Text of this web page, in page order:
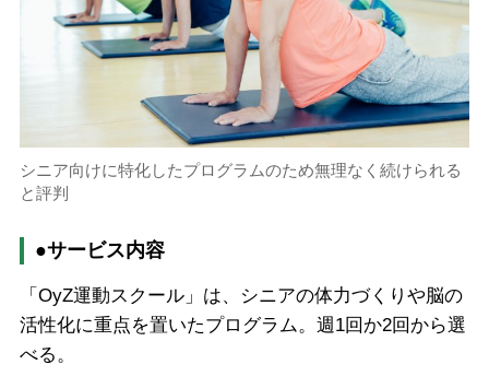
シニア向けに特化したプログラムのため無理なく続けられる
と評判
●サービス内容
「OyZ運動スクール」は、シニアの体力づくりや脳の
活性化に重点を置いたプログラム。週1回か2回から選
べる。